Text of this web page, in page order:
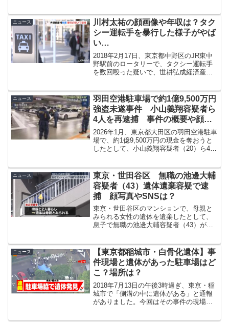
郎容疑者の顔画像・プロフィール、事件
概要、犯行現場などに...
ニュース
川村太祐の顔画像や年収は？タク
シー運転手を暴行した様子がやば
い…
2018年2月17日、東京都中野区のJR東中
野駅前のロータリーで、タクシー運転手
を数回殴った疑いで、世耕弘成経済産業
ットで大きな話題になっていました。
ニュース
羽田空港駐車場で約1億9,500万円
強盗未遂事件 小山義翔容疑者ら
4人を再逮捕 事件の概要や顔画
像・SNSを調査
2026年1月、東京都大田区の羽田空港駐車
場で、約1億9,500万円の現金を奪おうと
したとして、小山義翔容疑者（20）ら4人
生したことに加え、約2億円近い高額な現
金が狙...
ニュース
東京・世田谷区 無職の池邊大輔
容疑者（43）遺体遺棄容疑で逮
捕 顔写真やSNSは？
東京・世田谷区のマンションで、母親と
みられる女性の遺体を遺棄したとして、
息子で無職の池邊大輔容疑者（43）が逮
ました。
ニュース
【東京都稲城市・白骨化遺体】事
件現場と遺体があった駐車場はど
こ？場所は？
2018年7月13日の午後3時過ぎ、東京・稲
城市で「側溝の中に遺体がある」と通報
がありました。今回はその事件の現場の